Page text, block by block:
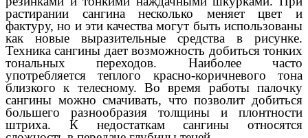
растирании сангина несколько меняет цвет и
фактуру, но и эти качества могут быть использованы
как новые выразительные средства в рисунке.
Техника сангины дает возможность добиться тонких
тональных переходов. Наиболее часто
употребляется теплого красно-коричневого тона
близкого к телесному. Во время работы палочку
сангины можно смачивать, что позволит добиться
большего разнообразия толщины и плонтности
штриха. К недостаткам сангины относятся